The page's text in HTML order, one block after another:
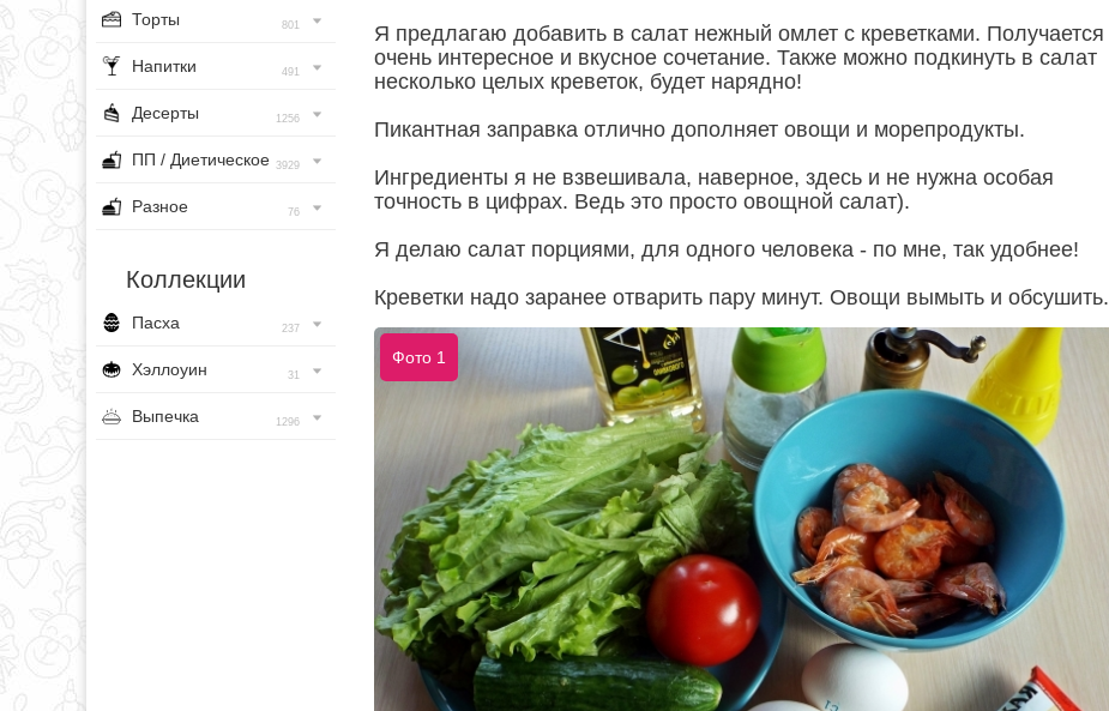
Торты 801
Напитки 491
Десерты 1256
ПП / Диетическое 3929
Разное 76
Коллекции
Пасха 237
Хэллоуин 31
Выпечка 1296
Я предлагаю добавить в салат нежный омлет с креветками. Получается
очень интересное и вкусное сочетание. Также можно подкинуть в салат
несколько целых креветок, будет нарядно!
Пикантная заправка отлично дополняет овощи и морепродукты.
Ингредиенты я не взвешивала, наверное, здесь и не нужна особая
точность в цифрах. Ведь это просто овощной салат).
Я делаю салат порциями, для одного человека - по мне, так удобнее!
Креветки надо заранее отварить пару минут. Овощи вымыть и обсушить.
Фото 1